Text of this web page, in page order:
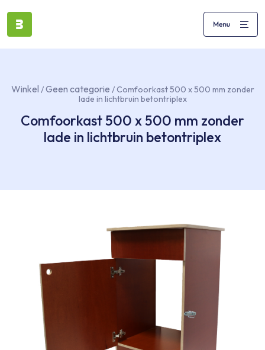
Winkel /Geen categorie / Comfoorkast 500 x 500 mm zonder
lade in lichtbruin betontriplex
Comfoorkast 500 x 500 mm zonder
lade in lichtbruin betontriplex